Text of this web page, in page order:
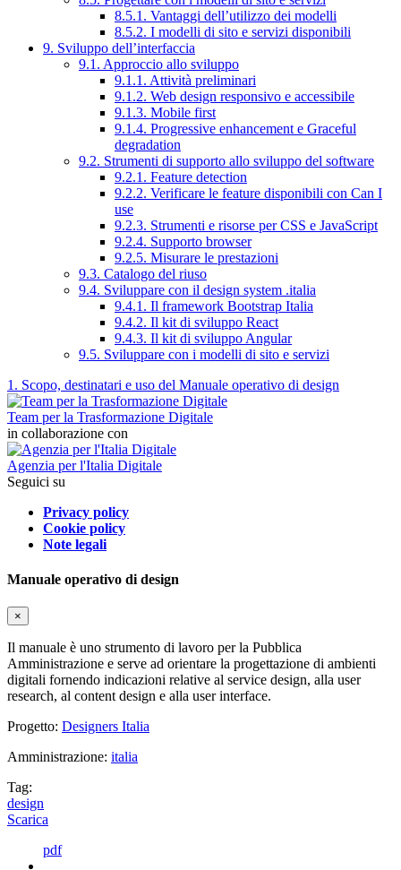
8.5.1. Vantaggi dell’utilizzo dei modelli
8.5.2. I modelli di sito e servizi disponibili
9. Sviluppo dell’interfaccia
9.1. Approccio allo sviluppo
9.1.1. Attività preliminari
9.1.2. Web design responsivo e accessibile
9.1.3. Mobile first
9.1.4. Progressive enhancement e Graceful
degradation
9.2. Strumenti di supporto allo sviluppo del software
9.2.1. Feature detection
9.2.2. Verificare le feature disponibili con Can I
use
9.2.3. Strumenti e risorse per CSS e JavaScript
9.2.4. Supporto browser
9.2.5. Misurare le prestazioni
9.3. Catalogo del riuso
9.4. Sviluppare con il design system .italia
9.4.1. Il framework Bootstrap Italia
9.4.2. Il kit di sviluppo React
9.4.3. Il kit di sviluppo Angular
9.5. Sviluppare con i modelli di sito e servizi
1. Scopo, destinatari e uso del Manuale operativo di design
Team per la Trasformazione Digitale
in collaborazione con
Agenzia per l'Italia Digitale
Seguici su
Privacy policy
Cookie policy
Note legali
Manuale operativo di design
×
Il manuale è uno strumento di lavoro per la Pubblica
Amministrazione e serve ad orientare la progettazione di ambienti
digitali fornendo indicazioni relative al service design, alla user
research, al content design e alla user interface.
Progetto: Designers Italia
Amministrazione: italia
Tag:
design
Scarica
pdf